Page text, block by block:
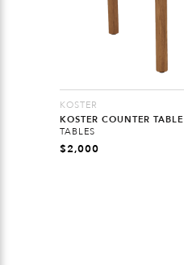
KOSTER
KOSTER COUNTER TABLE
TABLES
$2,000